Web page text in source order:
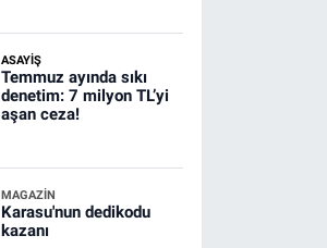
ASAYİŞ
Temmuz ayında sıkı
denetim: 7 milyon TL’yi
aşan ceza!
MAGAZİN
Karasu'nun dedikodu
kazanı